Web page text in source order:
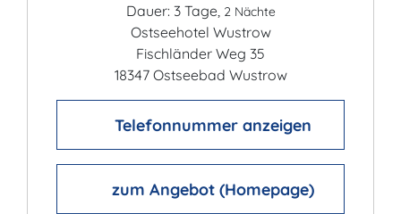
Dauer: 3 Tage, 2 Nächte
Ostseehotel Wustrow
Fischländer Weg 35
18347 Ostseebad Wustrow
Telefonnummer anzeigen
zum Angebot (Homepage)